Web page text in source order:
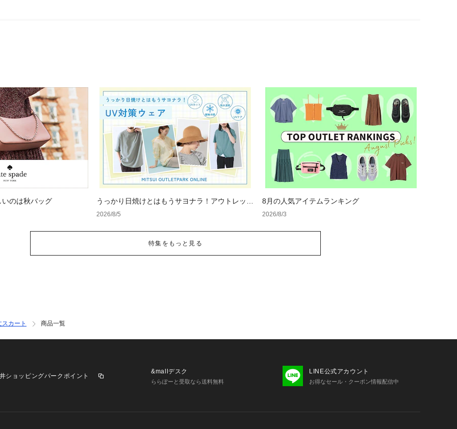
のは秋バッグ
うっかり日焼けとはもうサヨナラ！アウトレット
で見つけるUV対策ウェア
2026/8/5
8月の人気アイテムランキング
2026/8/3
特集をもっと見る
スカート 商品一覧
ショッピングパークポイント
&mallデスク
ららぽーと受取なら送料無料
LINE公式アカウント
お得なセール・クーポン情報配信中